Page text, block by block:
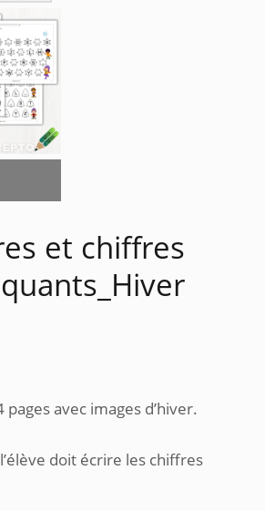
et chiffres
avec images d’hiver.
doit écrire les chiffres